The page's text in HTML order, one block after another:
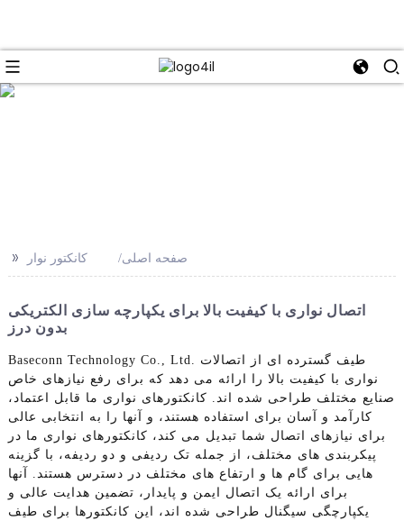
>> صفحه اصلی کانکتور نوار
اتصال نواری با کیفیت بالا برای یکپارچه سازی الکتریکی
بدون درز
Baseconn Technology Co., Ltd. طیف گسترده ای از اتصالات
نواری با کیفیت بالا را ارائه می دهد که برای رفع نیازهای خاص
صنایع مختلف طراحی شده اند. کانکتورهای نواری ما قابل اعتماد،
کارآمد و آسان برای استفاده هستند، و آنها را به انتخابی عالی
برای نیازهای اتصال شما تبدیل می کند، کانکتورهای نواری ما در
پیکربندی های مختلف، از جمله تک ردیفی و دو ردیفه، با گزینه
هایی برای گام ها و ارتفاع های مختلف در دسترس هستند. آنها
برای ارائه یک اتصال ایمن و پایدار، تضمین هدایت عالی و
یکپارچگی سیگنال طراحی شده اند، این کانکتورها برای طیف